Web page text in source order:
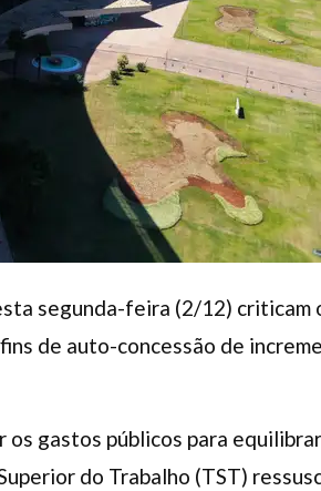
segunda-feira (2/12) criticam
de auto-concessão de
gastos públicos para
do Trabalho (TST)